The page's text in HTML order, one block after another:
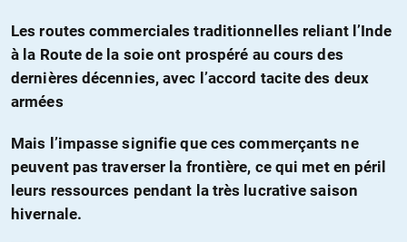
Les routes commerciales traditionnelles reliant l’Inde
à la Route de la soie ont prospéré au cours des
dernières décennies, avec l’accord tacite des deux
armées
Mais l’impasse signifie que ces commerçants ne
peuvent pas traverser la frontière, ce qui met en péril
leurs ressources pendant la très lucrative saison
hivernale.